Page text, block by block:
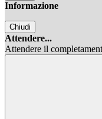
Informazione
Chiudi
Attendere...
Attendere il